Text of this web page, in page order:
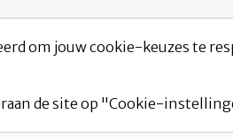
om jouw cookie-keuzes te
de site op "Cookie-